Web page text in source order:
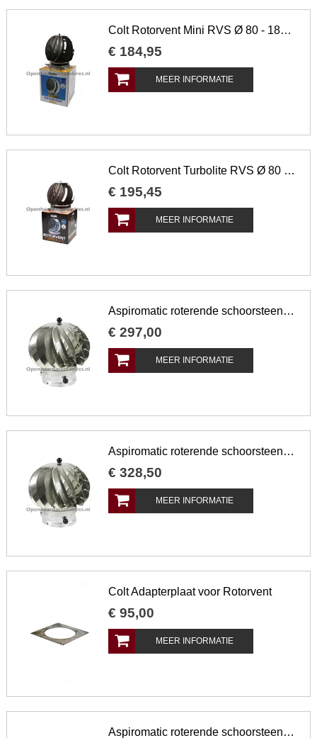
Colt Rotorvent Mini RVS Ø 80 - 180 mm
€ 184,95
MEER INFORMATIE
Colt Rotorvent Turbolite RVS Ø 80 - 250 mm
€ 195,45
MEER INFORMATIE
Aspiromatic roterende schoorsteenkap 160 mm
€ 297,00
MEER INFORMATIE
Aspiromatic roterende schoorsteenkap 200 mm
€ 328,50
MEER INFORMATIE
Colt Adapterplaat voor Rotorvent
€ 95,00
MEER INFORMATIE
Aspiromatic roterende schoorsteenkap 240 mm